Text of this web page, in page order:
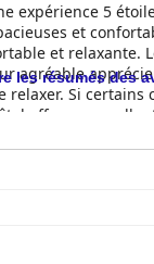
expérience 5
et
et relaxante.
agréable
Si
offre un
les résumés des